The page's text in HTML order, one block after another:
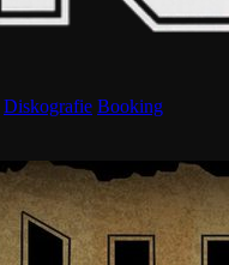
Diskografie Booking